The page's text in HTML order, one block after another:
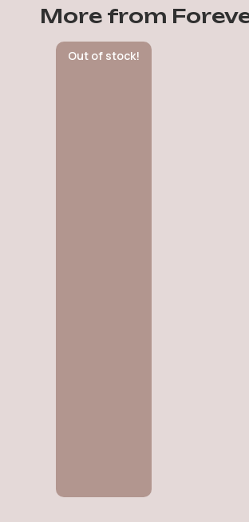
More from
Out of stock!